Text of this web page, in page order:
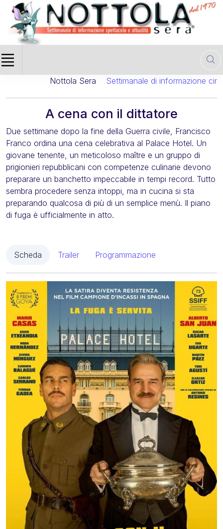
Nottola Sera Settimanale di informazione
A cena con il dittatore
Due settimane dopo la fine della Guerra civile, Francisco
Franco ordina una cena celebrativa al Palace Hotel. Un
giovane tenente, un meticoloso maître e un gruppo di
prigionieri repubblicani con competenze culinarie devono
preparare un banchetto impeccabile in tempi record. Tutto
sembra procedere senza intoppi, ma in cucina si sta
preparando qualcosa di più di un semplice menù. Il piano
di fuga è ufficialmente in atto.
Scheda Trailer Programmazione